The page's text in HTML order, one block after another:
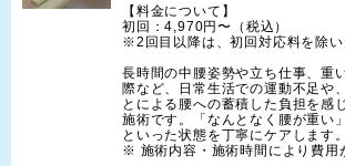
【料金について】
初回：4,970円〜（税込）
※2回目以降は、初回対応料を除い
長時間の中腰姿勢や立ち仕事、重
際など、日常生活での運動不足や
とによる腰への蓄積した負担を感
施術です。「なんとなく腰が重い
といった状態を丁寧にケアします。
※ 施術内容・施術時間により費用